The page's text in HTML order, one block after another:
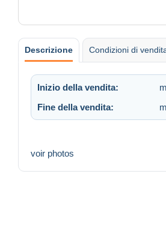
Descrizione Condizioni di
Inizio della vendita:
Fine della vendita:
voir photos